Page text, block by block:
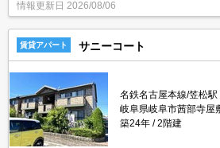
情報更新日 2026/08/06
賃貸アパート サニーコート
名鉄名古屋本線/笠松
岐阜県岐阜市茜部寺屋
築24年
2階建